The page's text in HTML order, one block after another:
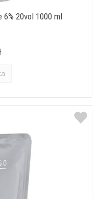
6% 20vol 1000 ml